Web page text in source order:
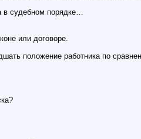
в судебном порядке…
или договоре.
положение работника по